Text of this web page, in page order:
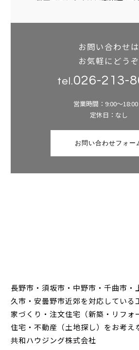
お問い合わせは
お気軽にどうぞ
tel.026-213-
営業時間：9:00～
定休日：なし
お問い合わせフォー
長野市・須坂市・中野市・千曲市・
久市・安曇野市近郊を対応している
家づくり・注文住宅（新築・リフォ
住宅・不動産（土地探し）をお考え
共和ハウジング株式会社